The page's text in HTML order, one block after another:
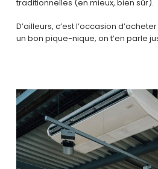
traditionnelles (en mieux, bien sûr).
D’ailleurs, c’est l’occasion
un bon pique-nique, on t’en parle